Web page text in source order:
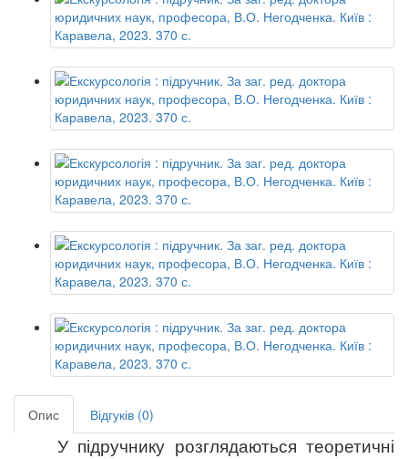
Опис Відгуків (0)
У підручнику розглядаються теоретичні